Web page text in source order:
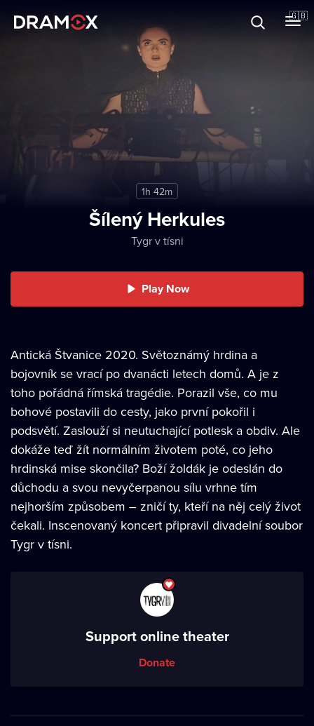
🇬🇧
Register
1h 42m
Šílený Herkules
Tygr v tísni
Play Now
Antická Štvanice 2020. Světoznámý hrdina a
bojovník se vrací po dvanácti letech domů. A je z
toho pořádná římská tragédie. Porazil vše, co mu
bohové postavili do cesty, jako první pokořil i
podsvětí. Zaslouží si neutuchající potlesk a obdiv. Ale
dokáže teď žít normálním životem poté, co jeho
hrdinská mise skončila? Boží žoldák je odeslán do
důchodu a svou nevyčerpanou sílu vrhne tím
nejhorším způsobem – zničí ty, kteří na něj celý život
čekali. Inscenovaný koncert připravil divadelní soubor
Tygr v tísni.
Support online theater
Donate